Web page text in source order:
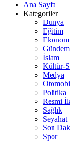
Ana Sayfa
Kategoriler
Dünya
Eğitim
Ekonomi
Gündem
İslam
Kültür-
Medya
Politika
Resmi
Sağlık
Seyahat
Son
Spor